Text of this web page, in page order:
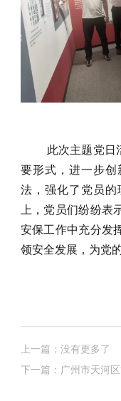
此次主题党日
要形式，进一步
法，强化了党员
上，党员们纷纷表
安保工作中充分发
领安全发展 ， 为党
上一篇：没有更多了
下一篇：广州市天河